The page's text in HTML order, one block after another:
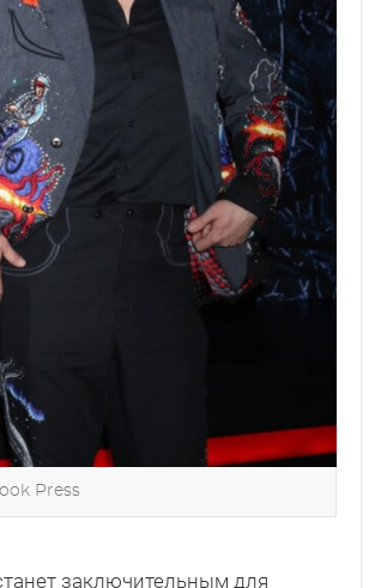
Press
заключительным для